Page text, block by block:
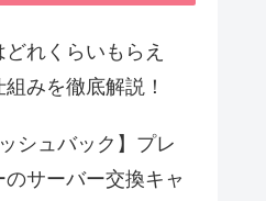
れくらいもらえ
みを徹底解説！
シュバック】プレ
のサーバー交換キャ